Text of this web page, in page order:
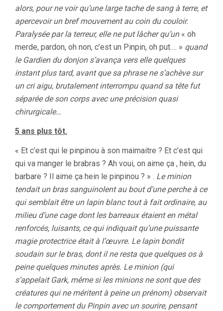
alors, pour ne voir qu’une large tache de sang à terre, et
apercevoir un bref mouvement au coin du couloir.
Paralysée par la terreur, elle ne put lâcher qu’un« oh
merde, pardon, oh non, c’est un Pinpin, oh put…. » quand
le Gardien du donjon s’avança vers elle quelques
instant plus tard, avant que sa phrase ne s’achève sur
un cri aigu, brutalement interrompu quand sa tête fut
séparée de son corps avec une précision quasi
chirurgicale…
5 ans plus tôt.
« Et c’est qui le pinpinou à son maimaitre ? Et c’est qui
qui va manger le brabras ? Ah voui, on aime ça , hein, du
barbare ? Il aime ça hein le pinpinou ? » . Le minion
tendait un bras sanguinolent au bout d’une perche à ce
qui semblait être un lapin blanc tout à fait ordinaire, au
milieu d’une cage dont les barreaux étaient en métal
renforcés, luisants, ce qui indiquait qu’une puissante
magie protectrice était à l’œuvre. Le lapin bondit
soudain sur le bras, dont il ne resta que quelques os à
peine quelques minutes après. Le minion (qui
s’appelait Gark, même si les minions ne sont que des
créatures qui ne méritent à peine un prénom) observait
le comportement du Pinpin avec un sourire, pensant